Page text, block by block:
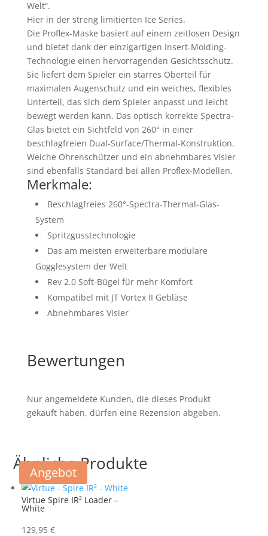
Welt“.
Hier in der streng limitierten Ice Series.
Die Proflex-Maske basiert auf einem zeitlosen Design
und bietet dank der einzigartigen Insert-Molding-
Technologie einen hervorragenden Gesichtsschutz.
Sie liefert dem Spieler ein starres Oberteil für
maximalen Augenschutz und ein weiches, flexibles
Unterteil, das sich dem Spieler anpasst und leicht
bewegt werden kann. Das optisch korrekte Spectra-
Glas bietet ein Sichtfeld von 260° in einer
beschlagfreien Dual-Surface/Thermal-Konstruktion.
Weiche Ohrenschützer und ein abnehmbares Visier
sind ebenfalls Standard bei allen Proflex-Modellen.
Merkmale:
Beschlagfreies 260°-Spectra-Thermal-Glas-
System
Spritzgusstechnologie
Das am meisten erweiterbare modulare
Gogglesystem der Welt
Rev 2.0 Soft-Bügel für mehr Komfort
Kompatibel mit JT Vortex II Gebläse
Abnehmbares Visier
Bewertungen
Nur angemeldete Kunden, die dieses Produkt
gekauft haben, dürfen eine Rezension abgeben.
Ähnliche Produkte
Virtue Spire IR² Loader –
White
129,95€
Angebot